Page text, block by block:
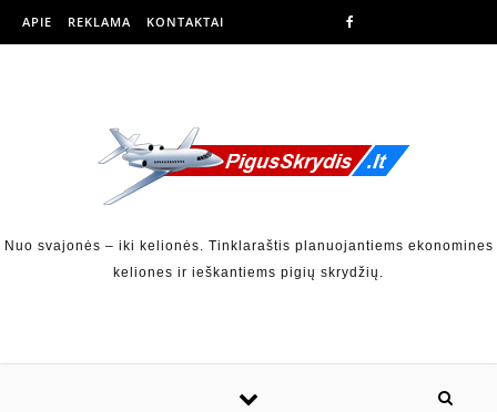
APIE REKLAMA KONTAKTAI
Nuo svajonės – iki kelionės. Tinklaraštis planuojantiems ekonomines
keliones ir ieškantiems pigių skrydžių.